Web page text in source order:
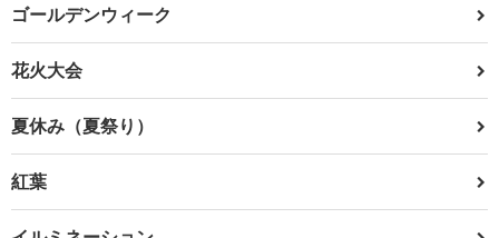
ゴールデンウィーク
花火大会
夏休み（夏祭り）
紅葉